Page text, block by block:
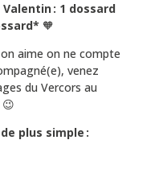
: 1 dossard
🧡
aime on ne compte
venez
du Vercors au
😉
plus simple :